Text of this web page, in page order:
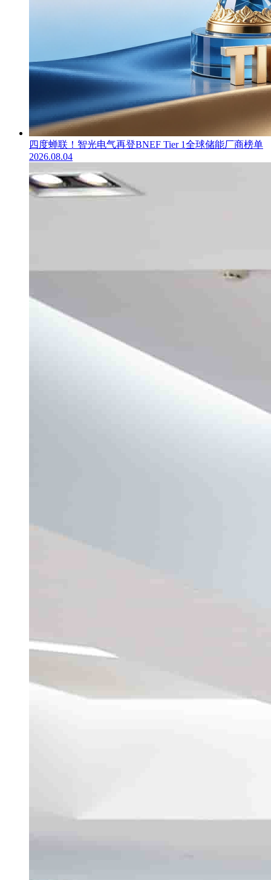
四度蝉联！智光电气再登BNEF Tier 1全球储能厂商榜单
2026.08.04